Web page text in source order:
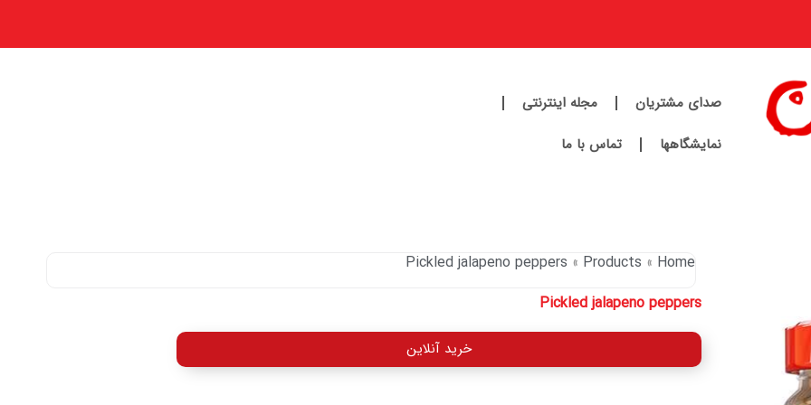
صدای مشتریان
مجله اینترنتی
نمایشگاهها
تماس با ما
Home
Products
Pickled jalapeno peppers
Pickled jalapeno peppers
خرید آنلاین